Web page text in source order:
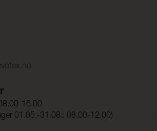
16.00
01.05.-31.08.: 08.00-12.00)